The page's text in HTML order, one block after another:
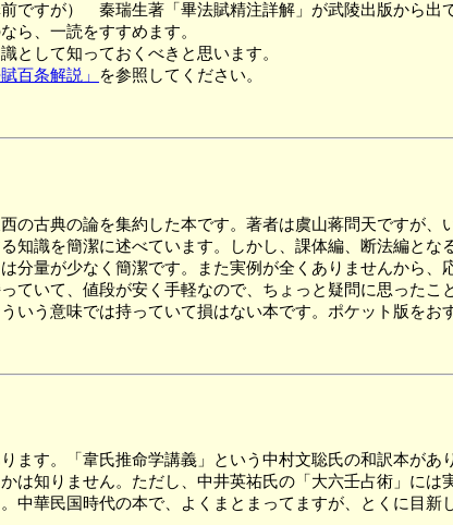
ですが） 秦瑞生著「畢法賦精注詳解」が武陵出版から出
ら、一読をすすめます。
として知っておくべきと思います。
賦百条解説」 を参照してください。
古典の論を集約した本です。著者は虞山蒋問天ですが、
識を簡潔に述べています。しかし、課体編、断法編とな
量が少なく簡潔です。また実例が全くありませんから、
いて、値段が安く手軽なので、ちょっと疑問に思った
う意味では持っていて損はない本です。ポケット版をお
す。「韋氏推命学講義」という中村文聡氏の和訳本があ
知りません。ただし、中井英祐氏の「大六壬占術」には
華民国時代の本で、よくまとまってますが、とくに目新